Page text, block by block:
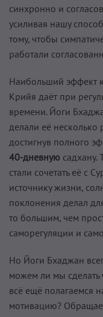
синхронно и
усиливая нашу
тому, чтобы
работали
Наибольший эффект
Крийя даёт при
времени. Йоги
делали её несколько
достигнув полного
40-дневную
стали сочетать её с
источнику жизни,
поклонения делал
то большим, чем
саморегуляции и
Но Йоги Бхаджан
можем ли мы сделать
всё ещё полагаемся
мотивацию?